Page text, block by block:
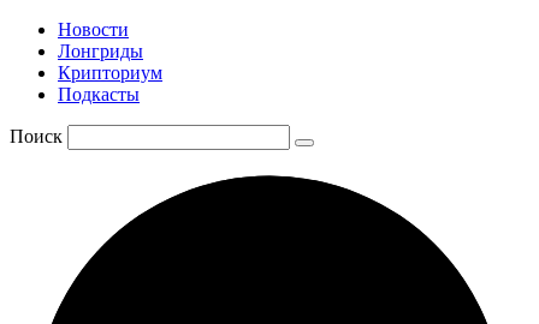
Новости
Лонгриды
Крипториум
Подкасты
Поиск